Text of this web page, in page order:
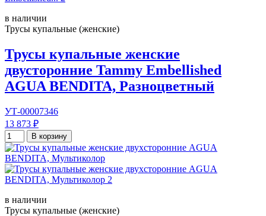
в наличии
Трусы купальные (женские)
Трусы купальные женские
двусторонние Tammy Embellished
AGUA BENDITA, Разноцветный
УТ-00007346
13 873 ₽
В корзину
в наличии
Трусы купальные (женские)